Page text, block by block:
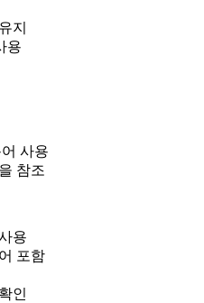
지
용
사용
참조
용
포함
인